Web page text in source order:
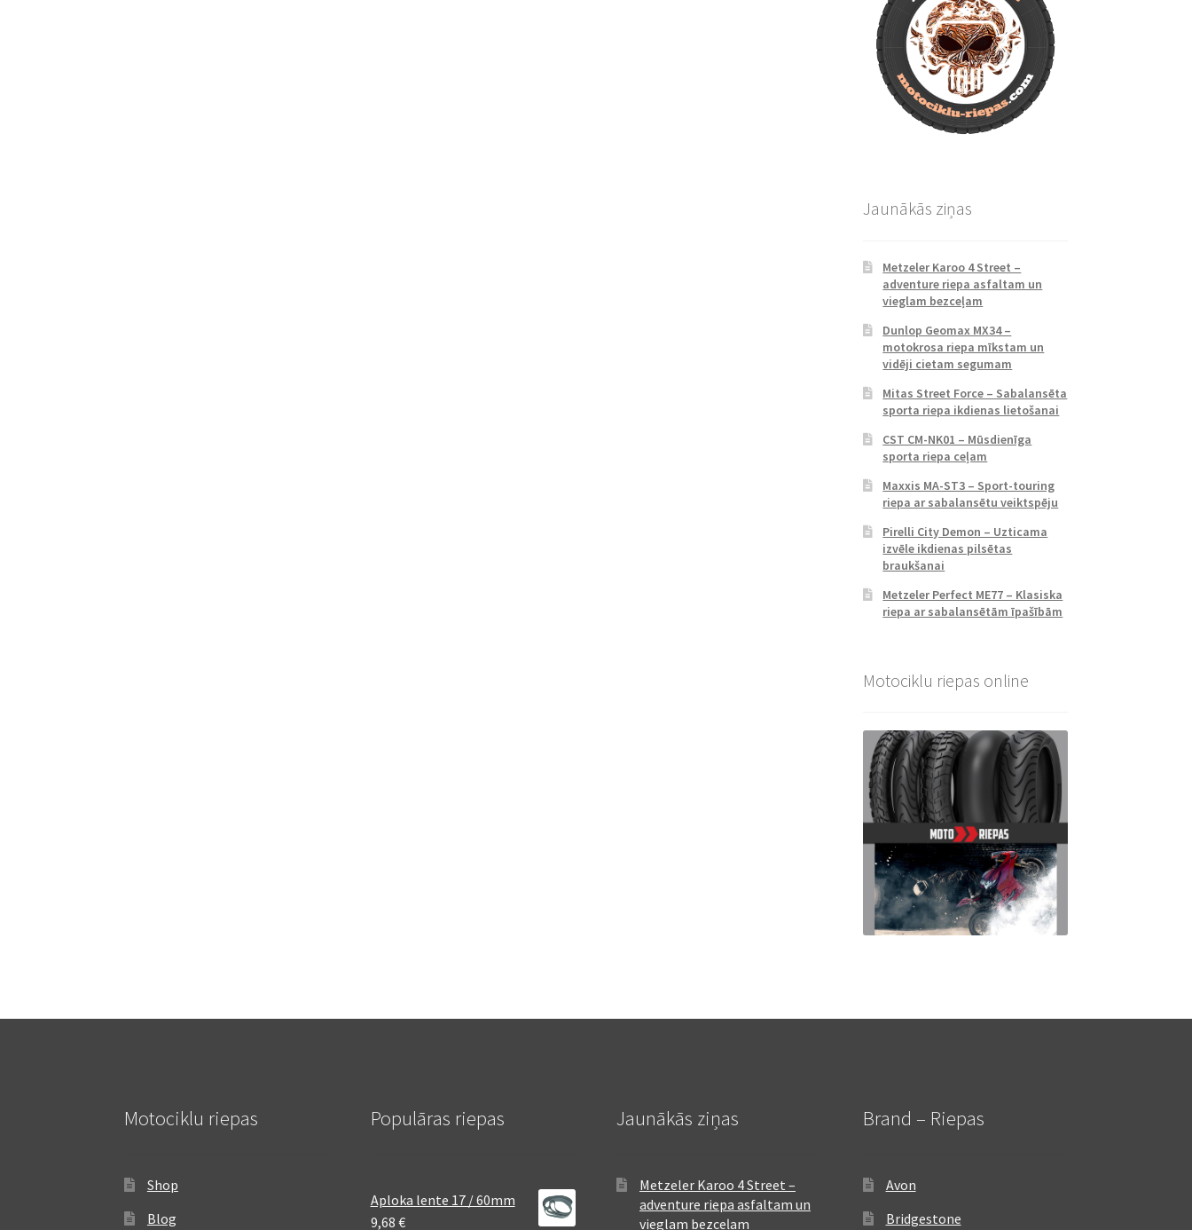
Jaunākās ziņas
Metzeler Karoo 4 Street –
adventure riepa asfaltam un
vieglam bezceļam
Dunlop Geomax MX34 –
motokrosa riepa mīkstam un
vidēji cietam segumam
Mitas Street Force – Sabalansēta
sporta riepa ikdienas lietošanai
CST CM-NK01 – Mūsdienīga
sporta riepa ceļam
Maxxis MA-ST3 – Sport-touring
riepa ar sabalansētu veiktspēju
Pirelli City Demon – Uzticama
izvēle ikdienas pilsētas
braukšanai
Metzeler Perfect ME77 – Klasiska
riepa ar sabalansētām īpašībām
Motociklu riepas online
Motociklu riepas
Shop
Blog
Populāras riepas
Aploka lente 17 / 60mm
9,68 €
Jaunākās ziņas
Metzeler Karoo 4 Street –
adventure riepa asfaltam un
vieglam bezceļam
Brand – Riepas
Avon
Bridgestone